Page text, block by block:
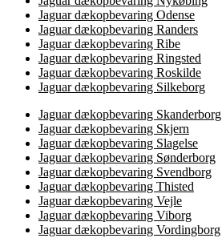
Jaguar dækopbevaring Odense
Jaguar dækopbevaring Randers
Jaguar dækopbevaring Ribe
Jaguar dækopbevaring Ringsted
Jaguar dækopbevaring Roskilde
Jaguar dækopbevaring Silkeborg
Jaguar dækopbevaring Skanderborg
Jaguar dækopbevaring Skjern
Jaguar dækopbevaring Slagelse
Jaguar dækopbevaring Sønderborg
Jaguar dækopbevaring Svendborg
Jaguar dækopbevaring Thisted
Jaguar dækopbevaring Vejle
Jaguar dækopbevaring Viborg
Jaguar dækopbevaring Vordingborg